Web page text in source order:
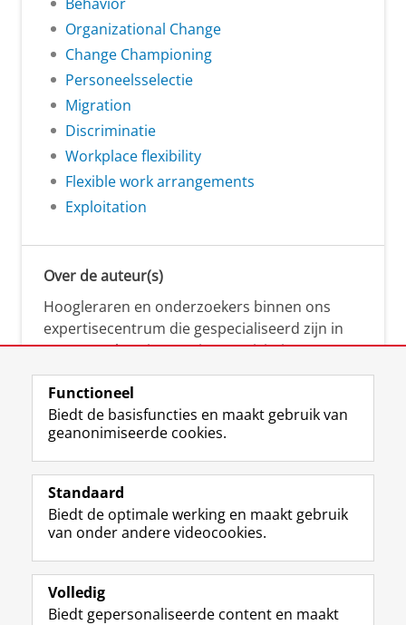
Organizational Change
Change Championing
Personeelsselectie
Migration
Discriminatie
Workplace flexibility
Flexible work arrangements
Exploitation
Over de auteur(s)
Hoogleraren en onderzoekers binnen ons
expertisecentrum die gespecialiseerd zijn in
samenwerken, innovatie, creativiteit,
diversiteit, leiderschap en ethisch gedrag.
Over deze blog
Via deze blog vertalen onze experts hun
(actuele) wetenschappelijke kennis naar
praktische, heldere en toegankelijke inzichten.
Functioneel
Biedt de basisfuncties en maakt gebruik van
geanonimiseerde cookies.
Standaard
Biedt de optimale werking en maakt gebruik
van onder andere videocookies.
Volledig
Biedt gepersonaliseerde content en maakt